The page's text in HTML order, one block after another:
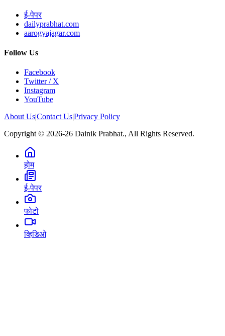
ई-पेपर
dailyprabhat.com
aarogyajagar.com
Follow Us
Facebook
Twitter / X
Instagram
YouTube
About Us|Contact Us|Privacy Policy
Copyright © 2026-26 Dainik Prabhat., All Rights Reserved.
होम
ई-पेपर
फोटो
व्हिडिओ